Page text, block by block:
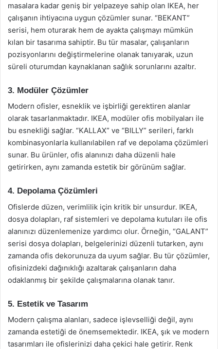
masalara kadar geniş bir yelpazeye sahip olan IKEA, her
çalışanın ihtiyacına uygun çözümler sunar. “BEKANT”
serisi, hem oturarak hem de ayakta çalışmayı mümkün
kılan bir tasarıma sahiptir. Bu tür masalar, çalışanların
pozisyonlarını değiştirmelerine olanak tanıyarak, uzun
süreli oturumdan kaynaklanan sağlık sorunlarını azaltır.
3. Modüler Çözümler
Modern ofisler, esneklik ve işbirliği gerektiren alanlar
olarak tasarlanmaktadır. IKEA, modüler ofis mobilyaları ile
bu esnekliği sağlar. “KALLAX” ve “BILLY” serileri, farklı
kombinasyonlarla kullanılabilen raf ve depolama çözümleri
sunar. Bu ürünler, ofis alanınızı daha düzenli hale
getirirken, aynı zamanda estetik bir görünüm sağlar.
4. Depolama Çözümleri
Ofislerde düzen, verimlilik için kritik bir unsurdur. IKEA,
dosya dolapları, raf sistemleri ve depolama kutuları ile ofis
alanınızı düzenlemenize yardımcı olur. Örneğin, “GALANT”
serisi dosya dolapları, belgelerinizi düzenli tutarken, aynı
zamanda ofis dekorunuza da uyum sağlar. Bu tür çözümler,
ofisinizdeki dağınıklığı azaltarak çalışanların daha
odaklanmış bir şekilde çalışmalarına olanak tanır.
5. Estetik ve Tasarım
Modern çalışma alanları, sadece işlevselliği değil, aynı
zamanda estetiği de önemsemektedir. IKEA, şık ve modern
tasarımları ile ofislerinizi daha çekici hale getirir. Renk